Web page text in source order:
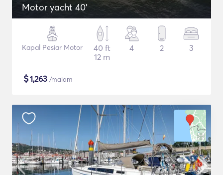
Motor yacht 40'
Kapal Pesiar Motor
40 ft
12 m
4 2 3
$1,263 /malam